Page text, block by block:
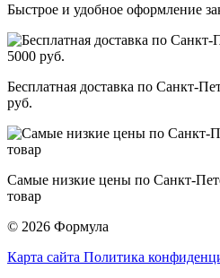
Быстрое и удобное оформление
Бесплатная доставка по Санкт-
руб.
Самые низкие цены по Санкт-
товар
© 2026 Формула
Карта сайта Политика